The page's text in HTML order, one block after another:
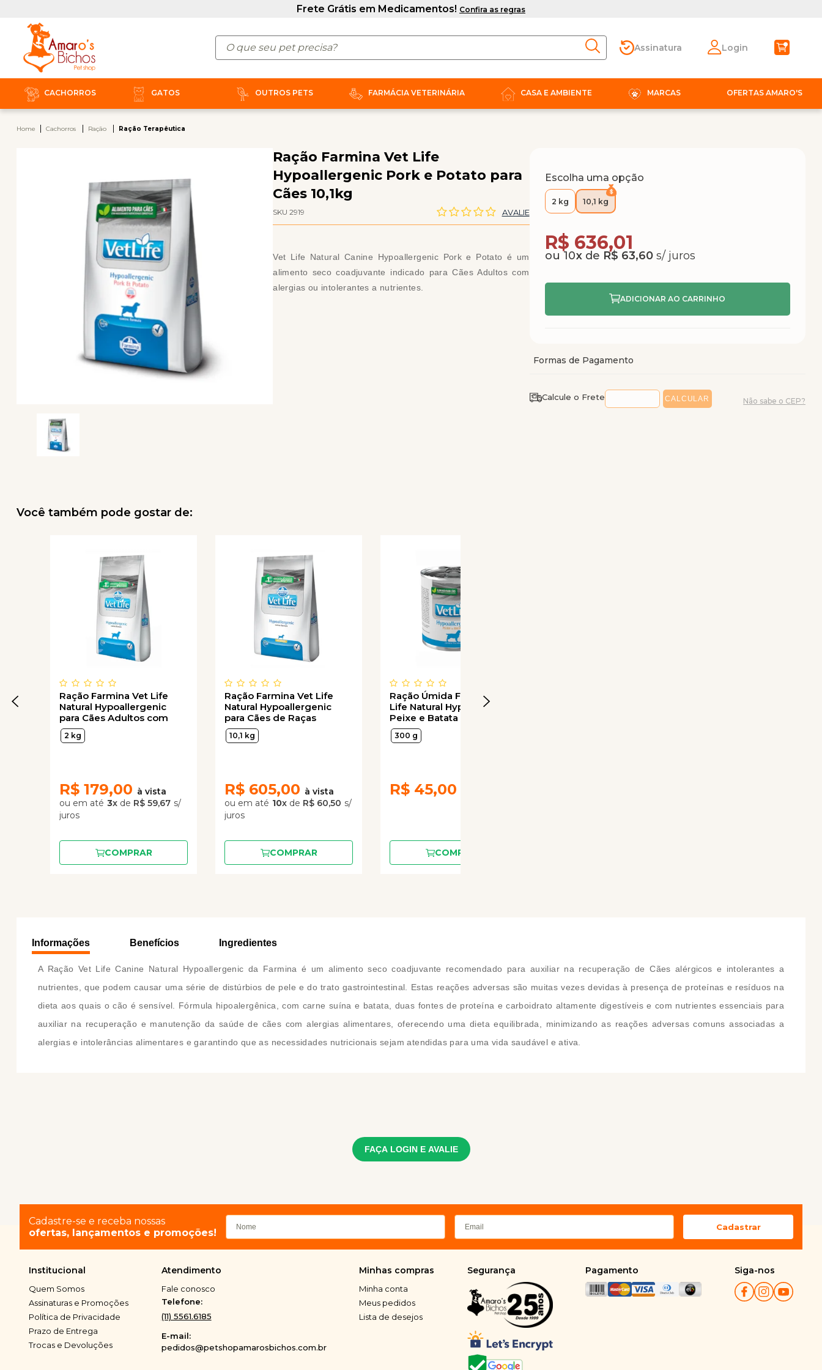
Assinatura Login
CACHORROS GATOS OUTROS PETS FARMÁCIA VETERINÁRIA CASA E AMBIENTE MARCAS OFERTAS AMARO'S
Home Cachorros Ração Ração Terapêutica
Ração Farmina Vet Life
Hypoallergenic Pork e Potato para
Cães 10,1kg
SKU 2919 AVALIE
Vet Life Natural Canine Hypoallergenic Pork e Potato é um
alimento seco coadjuvante indicado para Cães Adultos com
alergias ou intolerantes a nutrientes.
Você também pode gostar de:
Ração Farmina Vet Life
Natural Hypoallergenic
para Cães Adultos com
Problemas de Pele
2 kg
R$ 179,00
3x de R$ 59,67
COMPRAR
Ração Farmina Vet Life
Natural Hypoallergenic
para Cães de Raças
Pequenas
10,1 kg
R$ 605,00
10x de R$ 60,50
COMPRAR
Ração Úmida Farmina Vet
Life Natural Hypoallergenic
Peixe e Batata para Cães
300g
300 g
R$ 45,00
COMPRAR
Escolha uma opção
2 kg 10,1 kg
R$ 636,01
10x de R$ 63,60
Calcule o Frete Não sabe o CEP?
Informações Benefícios Ingredientes
A Ração Vet Life Canine Natural Hypoallergenic da Farmina é um alimento seco coadjuvante recomendado para auxiliar na recuperação de Cães alérgicos e intolerantes a
nutrientes, que podem causar uma série de distúrbios de pele e do trato gastrointestinal. Estas reações adversas são muitas vezes devidas à presença de proteínas e resíduos na
dieta aos quais o cão é sensível. Fórmula hipoalergênica, com carne suína e batata, duas fontes de proteína e carboidrato altamente digestíveis e com nutrientes essenciais para
auxiliar na recuperação e manutenção da saúde de cães com alergias alimentares, oferecendo uma dieta equilibrada, minimizando as reações adversas comuns associadas a
alergias e intolerâncias alimentares e garantindo que as necessidades nutricionais sejam atendidas para uma vida saudável e ativa.
FAÇA LOGIN E AVALIE
Cadastre-se e receba nossas
ofertas, lançamentos e promoções!
Institucional
Quem Somos
Assinaturas e Promoções
Política de Privacidade
Prazo de Entrega
Trocas e Devoluções
Atendimento
Fale conosco
Telefone:
(11) 5561.6185
E-mail:
pedidos@petshopamarosbichos.com.br
Minhas compras
Minha conta
Meus pedidos
Lista de desejos
Segurança Pagamento Siga-nos